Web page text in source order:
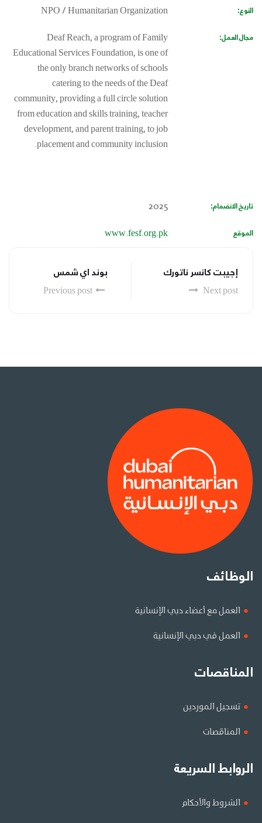
النوع: NPO / Humanitarian Organization
مجال العمل:
Deaf Reach, a program of Family
Educational Services Foundation, is one of
the only branch networks of schools
catering to the needs of the Deaf
community, providing a full circle solution
from education and skills training, teacher
development, and parent training, to job
placement and community inclusion.
تاريخ الانضمام: 2025
الموقع www.fesf.org.pk
بوند اي شمس
Previous post
إجيبت كانسر ناتورك
Next post
الوظائف
العمل مع أعضاء دبي الإنسانية
العمل في دبي الإنسانية
المناقصات
تسجيل الموردين
المناقصات
الروابط السريعة
الشروط والأحكام